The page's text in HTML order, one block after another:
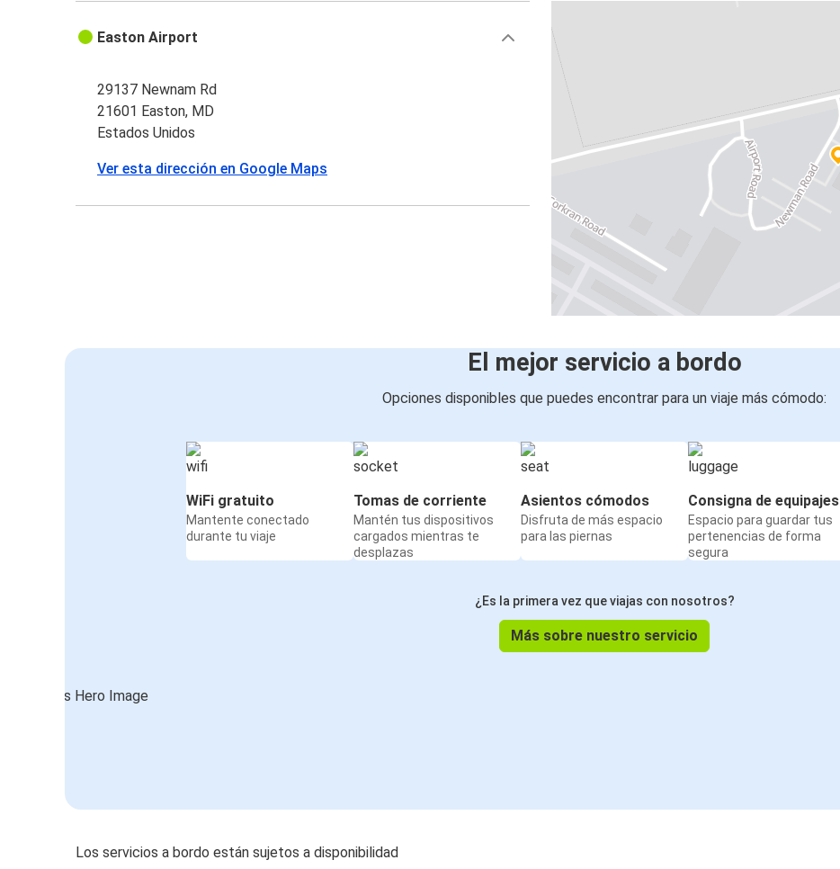
Easton Airport
29137 Newnam Rd
21601 Easton, MD
Estados Unidos
Ver esta dirección en Google Maps
El mejor servicio a bordo
Opciones disponibles que puedes encontrar para un viaje más cómodo:
WiFi gratuito
Mantente conectado
durante tu viaje
Tomas de corriente
Mantén tus dispositivos
cargados mientras te
desplazas
Asientos cómodos
Disfruta de más espacio
para las piernas
Consigna de equipajes
Espacio para guardar tus
pertenencias de forma
segura
¿Es la primera vez que viajas con nosotros?
Más sobre nuestro servicio
Los servicios a bordo están sujetos a disponibilidad